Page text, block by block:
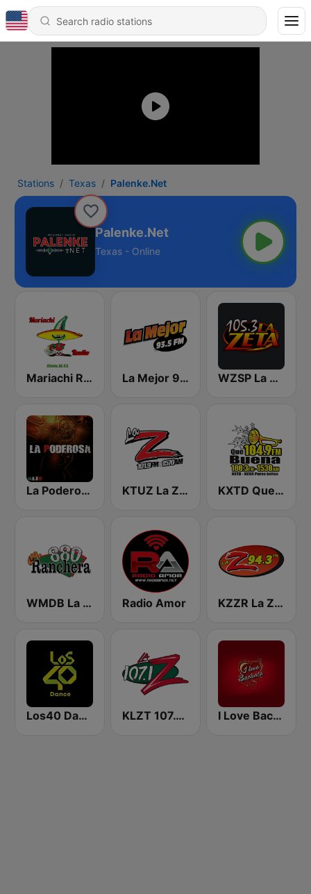
Stations Texas Palenke.Net
Palenke.Net
Texas - Online
Mariachi Radio La Mejor 93.5 FM Las Vegas WZSP La Zeta
La Poderosa - 100% Musica Mexicana KTUZ La Z 1570 AM KXTD Que Buena 1530 AM
WMDB La Ranchera 880 AM Radio Amor KZZR La Zeta 94.3
Los40 Dance KLZT 107.1 La Z FM I Love Bachata